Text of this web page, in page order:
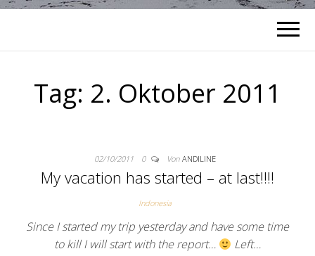
Tag: 2. Oktober 2011
02/10/2011 0 Von ANDILINE
My vacation has started – at last!!!!
Indonesia
Since I started my trip yesterday and have some time
to kill I will start with the report…
Left…